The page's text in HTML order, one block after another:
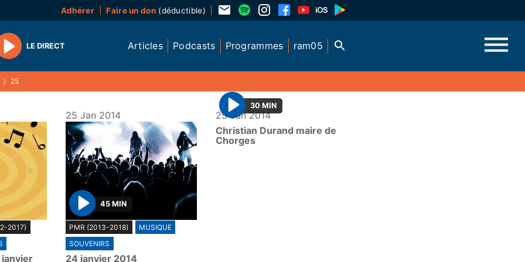
Adhérer Faire un don(déductible)
Play
LE DIRECT Articles Podcasts Programmes ram05
❯ 25
2017)
janvier
25 Jan 2014
P
l
a
y
45 MIN
PMR (2013-2018)
MUSIQUE
SOUVENIRS
24 janvier 2014
25 Jan 2014
P
l
a
30 MIN
Christian Durand maire de
Chorges